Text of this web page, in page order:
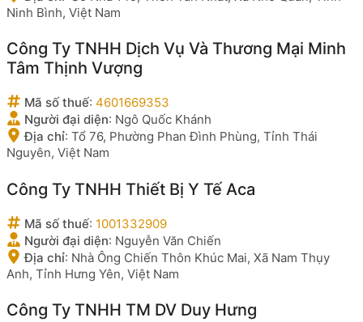
Ninh Bình, Việt Nam
Công Ty TNHH Dịch Vụ Và Thương Mại Minh
Tâm Thịnh Vượng
Mã số thuế: 4601669353
Người đại diện: Ngô Quốc Khánh
Địa chỉ: Tổ 76, Phường Phan Đình Phùng, Tỉnh Thái
Nguyên, Việt Nam
Công Ty TNHH Thiết Bị Y Tế Aca
Mã số thuế: 1001332909
Người đại diện: Nguyễn Văn Chiến
Địa chỉ: Nhà Ông Chiến Thôn Khúc Mai, Xã Nam Thụy
Anh, Tỉnh Hưng Yên, Việt Nam
Công Ty TNHH TM DV Duy Hưng